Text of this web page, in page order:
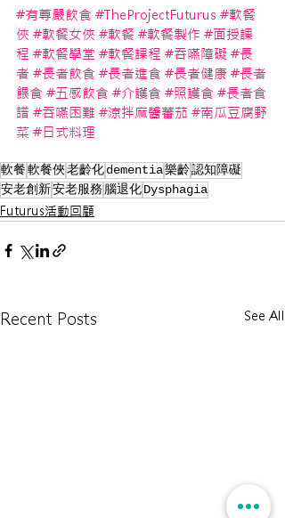
#有尊嚴飲食 #TheProjectFuturus #軟餐
俠 #軟餐女俠 #軟餐 #軟餐製作 #面授課
程 #軟餐學堂 #軟餐課程 #吞嚥障礙 #長
者 #長者飲食 #長者進食 #長者健康 #長者
餵食 #五感飲食 #介護食 #照護食 #長者食
譜 #吞嚥困難 #涼拌麻醬蕃茄 #南瓜豆腐野
菜 #日式料理
軟餐軟餐俠老齡化dementia樂齡認知障礙
安老創新安老服務 腦退化Dysphagia
Futurus活動回顧
Recent Posts See All